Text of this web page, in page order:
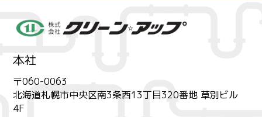
本社
〒060-0063
北海道札幌市中央区南3条西13丁目320番地 草別ビル
4F